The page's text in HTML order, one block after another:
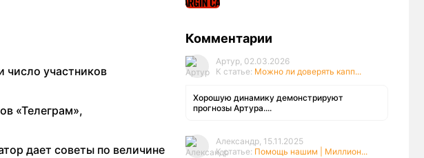
число участников
«Телеграм»,
дает советы по величине
Комментарии
Артур, 02.03.2026
К статье: Можно ли доверять капп...
Хорошую динамику демонстрируют
прогнозы Артура....
Александр, 15.11.2025
К статье: Помощь нашим | Миллион...